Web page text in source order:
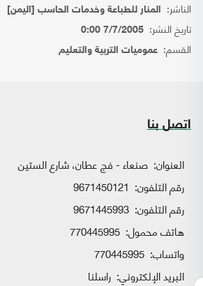
الناشر: المنار للطباعة وخدمات الحاسب [اليمن]
تاريخ النشر: 7/7/2005 0:00
القسم: عموميات التربية والتعليم
اتصل بنا
العنوان: صنعاء - فج عطان، شارع الستين
رقم التلفون: 9671450121
رقم التلفون: 9671445993
هاتف محمول: 770445995
واتساب:
البريد الإلكتروني: راسلنا